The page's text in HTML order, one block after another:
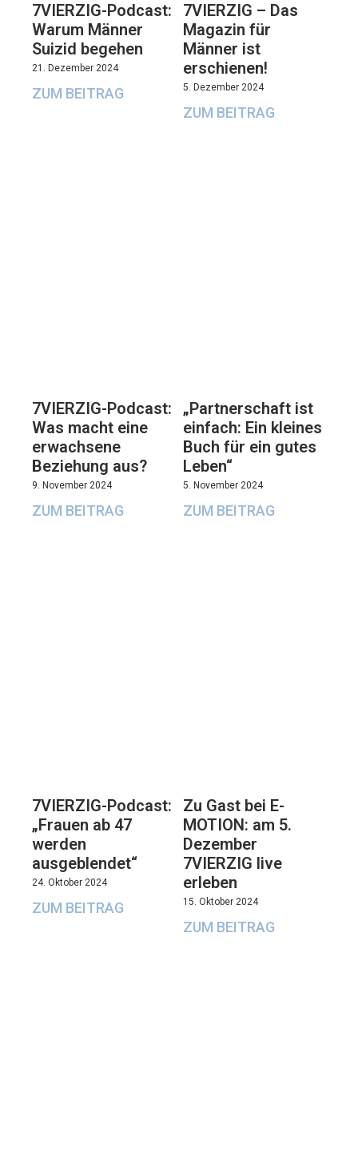
7VIERZIG-Podcast:
Warum Männer
Suizid begehen
21. Dezember 2024
ZUM BEITRAG
7VIERZIG – Das
Magazin für
Männer ist
erschienen!
5. Dezember 2024
ZUM BEITRAG
7VIERZIG-Podcast:
Was macht eine
erwachsene
Beziehung aus?
9. November 2024
ZUM BEITRAG
„Partnerschaft ist
einfach: Ein kleines
Buch für ein gutes
Leben“
5. November 2024
ZUM BEITRAG
7VIERZIG-Podcast:
„Frauen ab 47
werden
ausgeblendet“
24. Oktober 2024
ZUM BEITRAG
Zu Gast bei E-
MOTION: am 5.
Dezember
7VIERZIG live
erleben
15. Oktober 2024
ZUM BEITRAG